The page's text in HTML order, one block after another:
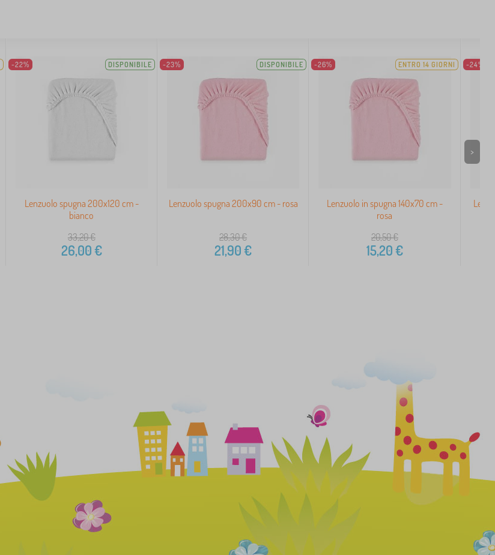
-22% DISPONIBILE
Lenzuolo spugna 200x120 cm -
bianco
33,20€
26,00€
-23% DISPONIBILE
Lenzuolo spugna 200x90 cm - rosa
28,30€
21,90€
-26% ENTRO 14 GIORNI
Lenzuolo in spugna 140x70 cm -
rosa
20,50€
15,20€
-24%
>